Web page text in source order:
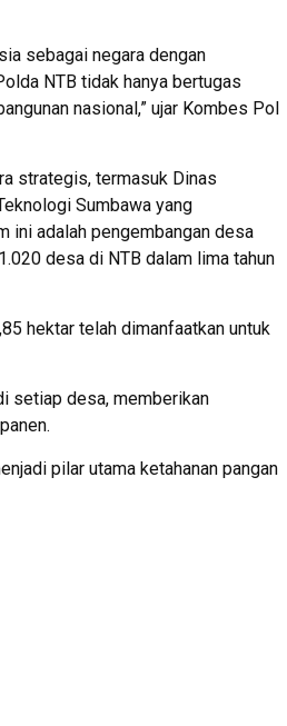
sebagai negara dengan
NTB tidak hanya bertugas
nasional,” ujar Kombes Pol
strategis, termasuk Dinas
Sumbawa yang
ini adalah pengembangan desa
desa di NTB dalam lima tahun
hektar telah dimanfaatkan untuk
setiap desa, memberikan
pilar utama ketahanan pangan